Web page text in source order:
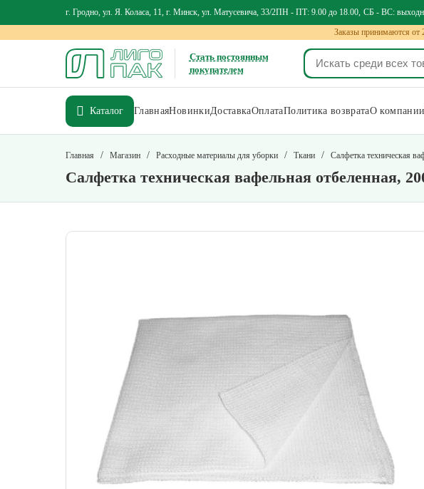
г. Гродно, ул. Я. Коласа, 11, г. Минск, ул. Матусевича, 33/2ПН - ПТ: 9.00 до 18.00 СБ - ВС:
Заказы принимаются от
Стать постоянным
покупателем
Каталог ГлавнаяНовинкиДоставкаОплатаПолитика возвратаО
Главная / Магазин / Расходные материалы для уборки / Ткани / Салфетка техническая
Салфетка техническая вафельная отбеленная,